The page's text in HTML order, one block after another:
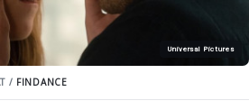
Universal Pictures
/ FINDANCE